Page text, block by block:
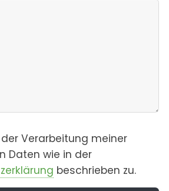
Verarbeitung meiner
Daten wie in der
beschrieben zu.